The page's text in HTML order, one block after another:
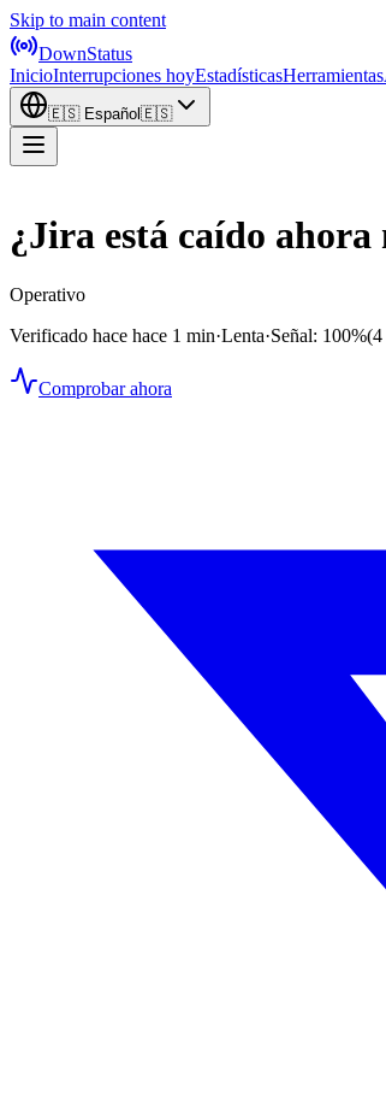
Skip to main content
DownStatus
InicioInterrupciones hoyEstadísticasHerramientas
🇪🇸 Español 🇪🇸
¿Jira está caído ahora
Operativo
Verificado hace hace 1 min·Lenta·Señal: 100%(4
Comprobar ahora